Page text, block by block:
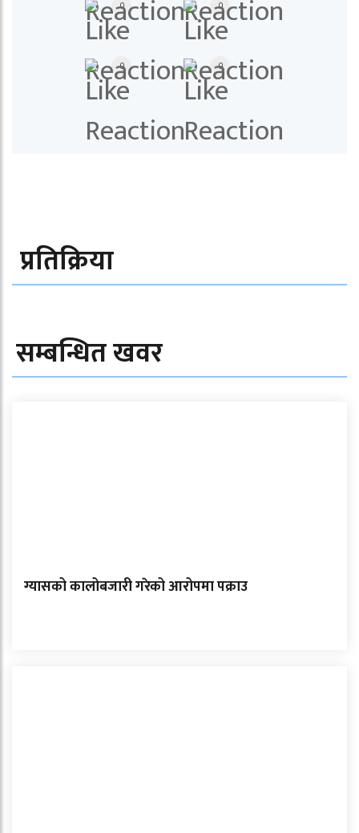
0 0
0 0
प्रतिक्रिया
सम्बन्धित खवर
ग्यासको कालोबजारी गरेको आरोपमा पक्राउ